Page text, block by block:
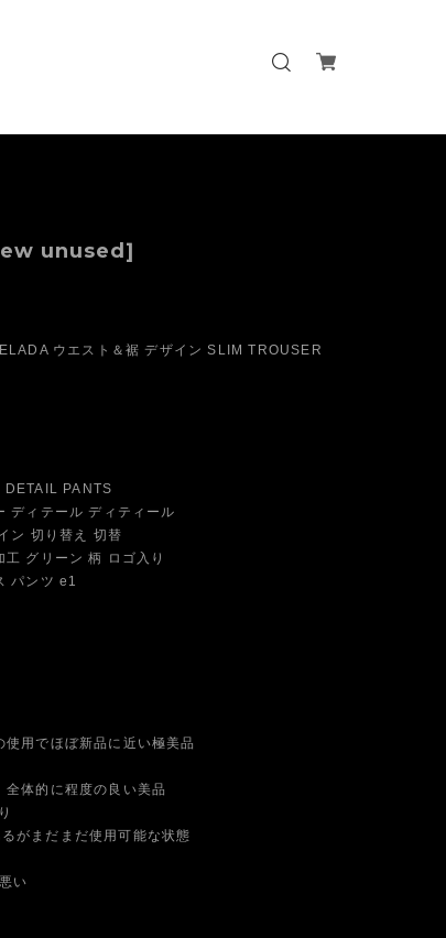
unused]
ウエスト＆裾 デザイン SLIM TROUSER
PANTS
ディテール ディティール
ン 切り替え 切替
グリーン 柄 ロゴ入り
パンツ e1
用でほぼ新品に近い極美品
体的に程度の良い美品
がまだまだ使用可能な状態
い